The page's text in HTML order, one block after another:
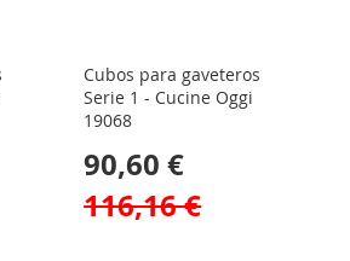
Cubos para gaveteros
Serie 1 - Cucine Oggi
19068
90,60 €
116,16 €